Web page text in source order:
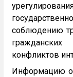
соблюдению
конфликтов
Информацию о